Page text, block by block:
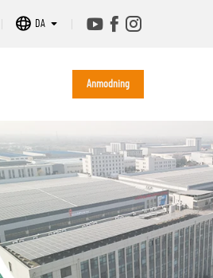
DA
Anmodning